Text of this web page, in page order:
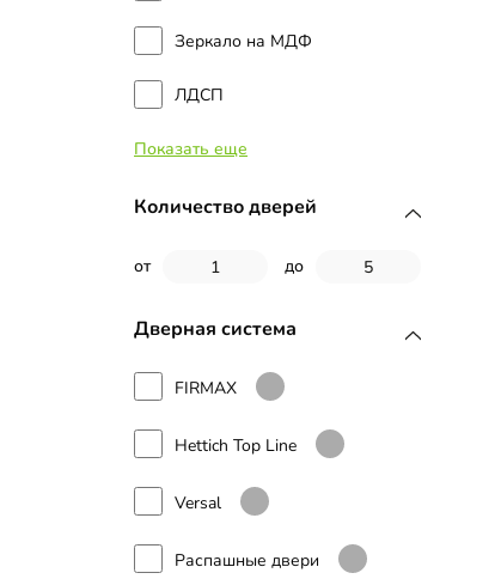
Зеркало на МДФ
ЛДСП
Стекло
МДФ
МДФ с пленкой ПВХ
Показать еще
Количество дверей
от до
Дверная система
FIRMAX
Hettich Top Line
Versal
Распашные двери